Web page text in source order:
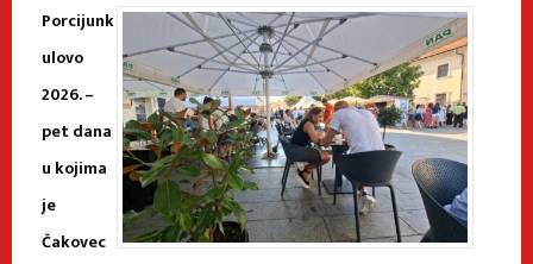
Porcijunk
ulovo
2026. –
pet dana
u kojima
je
Čakovec